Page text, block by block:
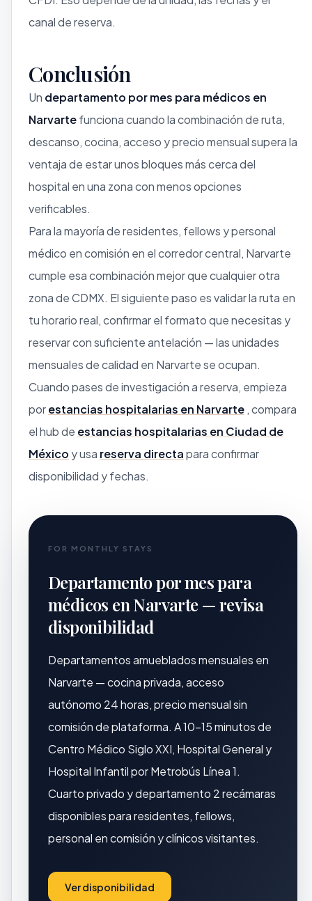
canal de reserva.
Conclusión
Un departamento por mes para médicos en
Narvartefunciona cuando la combinación de ruta,
descanso, cocina, acceso y precio mensual supera la
ventaja de estar unos bloques más cerca del
hospital en una zona con menos opciones
verificables.
Para la mayoría de residentes, fellows y personal
médico en comisión en el corredor central, Narvarte
cumple esa combinación mejor que cualquier otra
zona de CDMX. El siguiente paso es validar la ruta en
tu horario real, confirmar el formato que necesitas y
reservar con suficiente antelación — las unidades
mensuales de calidad en Narvarte se ocupan.
Cuando pases de investigación a reserva, empieza
porestancias hospitalarias en Narvarte, compara
el hub de estancias hospitalarias en Ciudad de
México y usa reserva directapara confirmar
disponibilidad y fechas.
FOR MONTHLY STAYS
Departamento por mes para
médicos en Narvarte — revisa
disponibilidad
Departamentos amueblados mensuales en
Narvarte — cocina privada, acceso
autónomo 24 horas, precio mensual sin
comisión de plataforma. A 10–15 minutos de
Centro Médico Siglo XXI, Hospital General y
Hospital Infantil por Metrobús Línea 1.
Cuarto privado y departamento 2 recámaras
disponibles para residentes, fellows,
personal en comisión y clínicos visitantes.
Ver disponibilidad